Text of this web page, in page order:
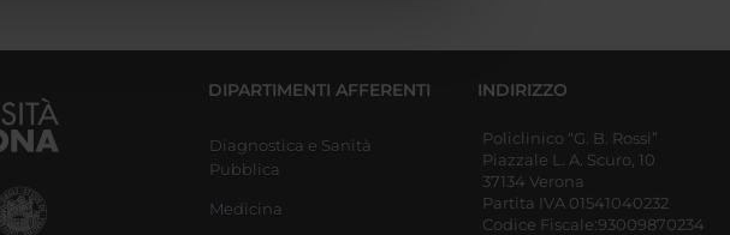
DIPARTIMENTI AFFERENTI
Diagnostica e Sanità
Pubblica
Medicina
INDIRIZZO
Policlinico “G. B. Rossi”
Piazzale L. A. Scuro, 10
37134 Verona
Partita IVA 01541040232
Codice Fiscale:93009870234